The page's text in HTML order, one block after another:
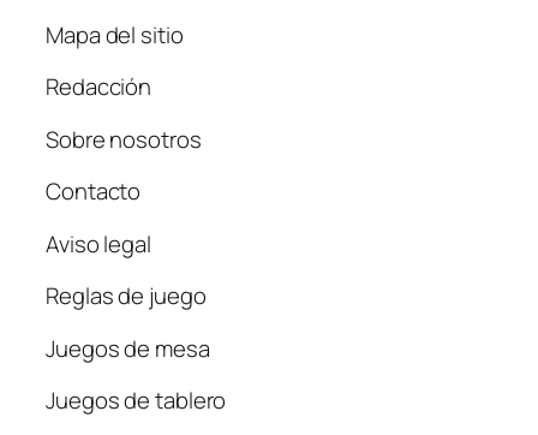
Mapa del sitio
Redacción
Sobre nosotros
Contacto
Aviso legal
Reglas de juego
Juegos de mesa
Juegos de tablero